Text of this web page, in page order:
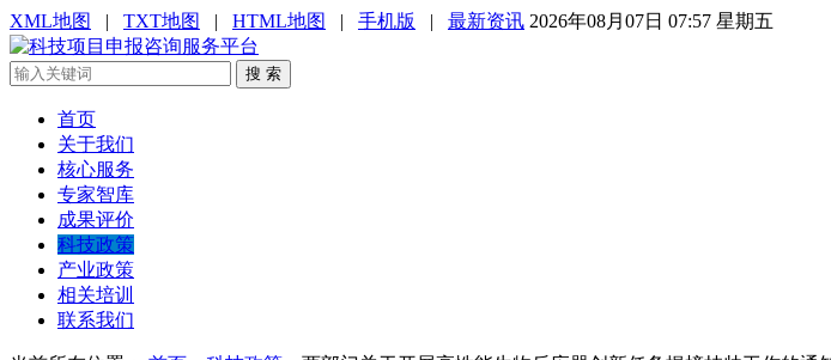
XML地图 | TXT地图 | HTML地图 | 手机版 | 最新资讯 2026年08月07日 07:57 星期五
搜 索
首页
关于我们
核心服务
专家智库
成果评价
科技政策
产业政策
相关培训
联系我们